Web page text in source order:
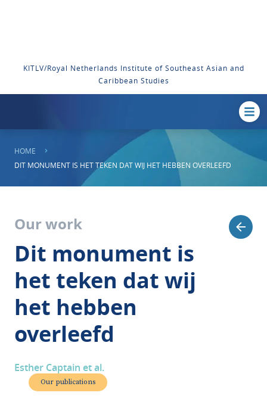
KITLV/Royal Netherlands Institute of Southeast Asian and
Caribbean Studies
HOME
DIT MONUMENT IS HET TEKEN DAT WIJ HET HEBBEN OVERLEEFD
Our work
Dit monument is
het teken dat wij
het hebben
overleefd
Esther Captain et al.
Our publications